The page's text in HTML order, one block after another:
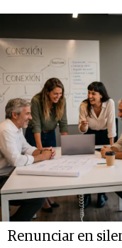
Renunciar en